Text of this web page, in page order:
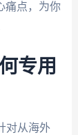
痛点，为你
专用
对从海外